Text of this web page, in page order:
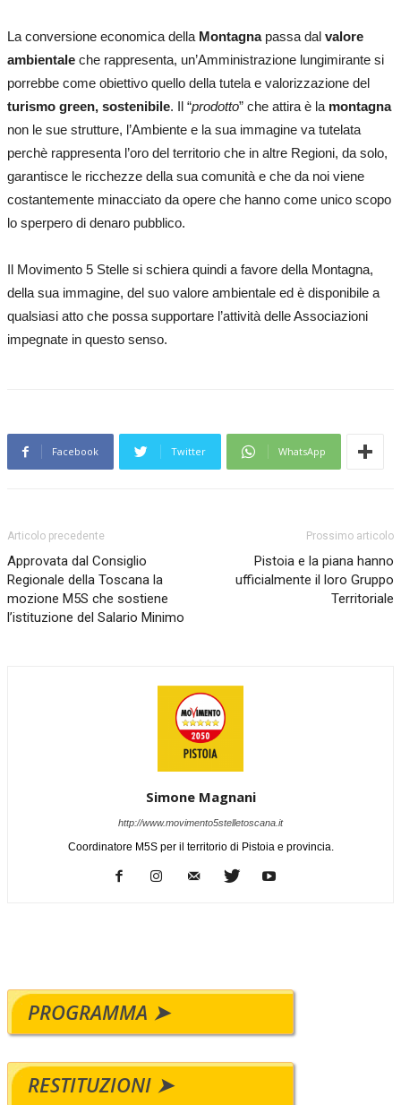
La conversione economica della Montagnapassa dal valore
ambientale che rappresenta, un’Amministrazione lungimirante si
porrebbe come obiettivo quello della tutela e valorizzazione del
turismo green, sostenibile. Il “prodotto” che attira è la montagna
non le sue strutture, l’Ambiente e la sua immagine va tutelata
perchè rappresenta l’oro del territorio che in altre Regioni, da solo,
garantisce le ricchezze della sua comunità e che da noi viene
costantemente minacciato da opere che hanno come unico scopo
lo sperpero di denaro pubblico.
Il Movimento 5 Stelle si schiera quindi a favore della Montagna,
della sua immagine, del suo valore ambientale ed è disponibile a
qualsiasi atto che possa supportare l’attività delle Associazioni
impegnate in questo senso.
Facebook Twitter WhatsApp
Articolo precedente
Approvata dal Consiglio
Regionale della Toscana la
mozione M5S che sostiene
l’istituzione del Salario Minimo
Prossimo articolo
Pistoia e la piana hanno
ufficialmente il loro Gruppo
Territoriale
Simone Magnani
http://www.movimento5stelletoscana.it
Coordinatore M5S per il territorio di Pistoia e provincia.
PROGRAMMA ➤
RESTITUZIONI ➤